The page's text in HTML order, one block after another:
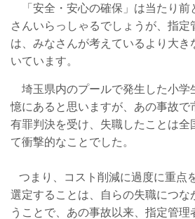
「安全・安心の確保」は当たり前
さんいらっしゃるでしょうが、指定
は、みなさんが考えているより大き
いています。
埼玉県内のプールで発生した小学
憶にあると思いますが、あの事故で
有罪判決を受け、失職したことは全
て衝撃的なことでした。
つまり、コスト削減に過度に重点
選定することは、自らの失職につな
うことで、あの事故以来、指定管理